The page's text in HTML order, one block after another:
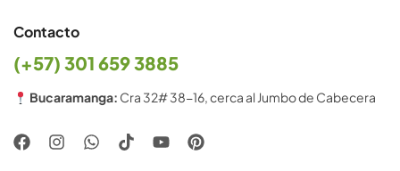
Contacto
(+57) 301 659 3885
Bucaramanga: Cra 32# 38-16, cerca al Jumbo de Cabecera